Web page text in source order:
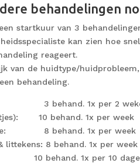
behandelingen
startkuur van 3
kan zien hoe snel
reageert.
van de huidtype/huidprobleem,
behandeling.
3 behand. 1x per 2
10 behand. 1x per week
8 behand. 1x per week
littekens: 8 behand. 1x per week
behand. 1x per 10